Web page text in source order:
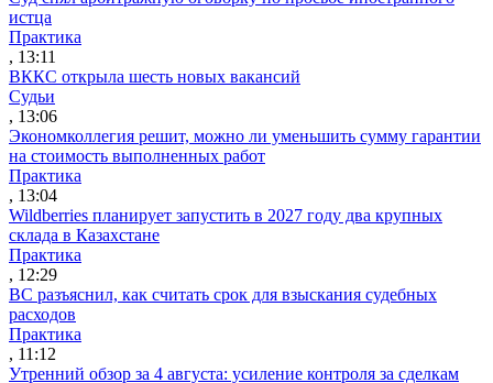
истца
Практика
, 13:11
ВККС открыла шесть новых вакансий
Судьи
, 13:06
Экономколлегия решит, можно ли уменьшить сумму гарантии
на стоимость выполненных работ
Практика
, 13:04
Wildberries планирует запустить в 2027 году два крупных
склада в Казахстане
Практика
, 12:29
ВС разъяснил, как считать срок для взыскания судебных
расходов
Практика
, 11:12
Утренний обзор за 4 августа: усиление контроля за сделкам